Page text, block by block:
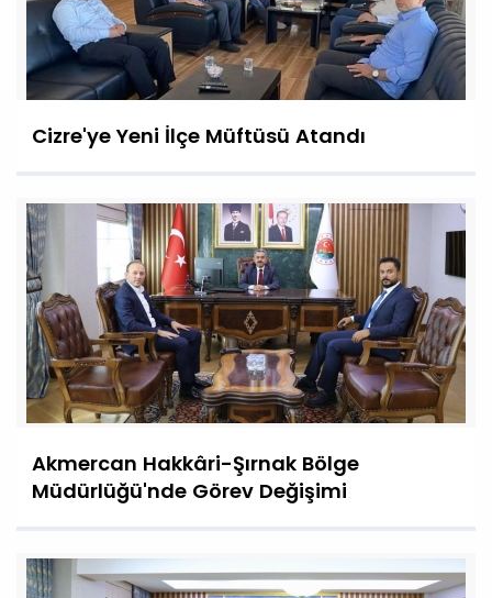
Cizre'ye Yeni İlçe Müftüsü Atandı
Akmercan Hakkâri-Şırnak Bölge
Müdürlüğü'nde Görev Değişimi